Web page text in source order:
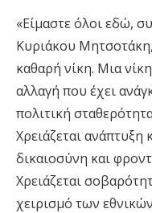
«Είμαστε όλοι εδώ,
Κυριάκου Μητσοτάκη,
καθαρή νίκη. Μια
αλλαγή που έχει
πολιτική
Χρειάζεται ανάπτυξη
δικαιοσύνη και
Χρειάζεται
χειρισμό των